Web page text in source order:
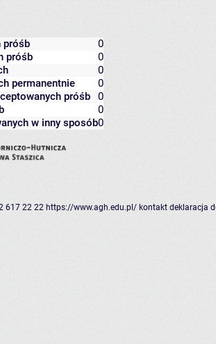
próśb
0
próśb
0
0
permanentnie
0
próśb
0
0
w inny sposób0
617 22 22 https://www.agh.edu.pl/ kontakt deklaracja